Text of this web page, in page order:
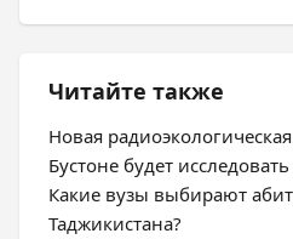
Читайте также
Новая
Бустоне будет
Какие вузы выбирают
Таджикистана?